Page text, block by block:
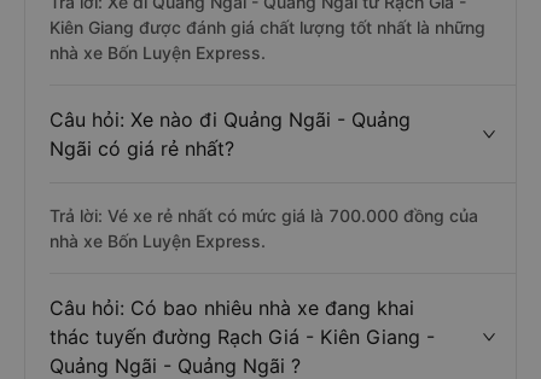
Kiên Giang được đánh giá chất lượng tốt nhất là những
nhà xe Bốn Luyện Express.
Câu hỏi: Xe nào đi Quảng Ngãi - Quảng
Ngãi có giá rẻ nhất?
Trả lời: Vé xe rẻ nhất có mức giá là 700.000 đồng của
nhà xe Bốn Luyện Express.
Câu hỏi: Có bao nhiêu nhà xe đang khai
thác tuyến đường Rạch Giá - Kiên Giang -
Quảng Ngãi - Quảng Ngãi ?